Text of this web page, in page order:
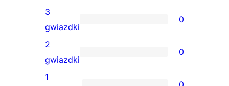
gwiazdkowe
recenzji
4-
gwiazdkowych
0
recenzji
3-
gwiazdkowych
3
gwiazdki
0
0
recenzji
2
gwiazdki
0
1